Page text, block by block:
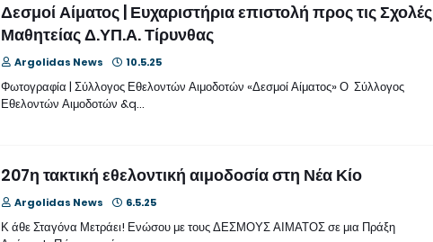
Δεσμοί Αίματος | Ευχαριστήρια επιστολή προς τις Σχολές
Μαθητείας Δ.ΥΠ.Α. Τίρυνθας
Argolidas News 10.5.25
Φωτογραφία | Σύλλογος Εθελοντών Αιμοδοτών «Δεσμοί Αίματος» Ο Σύλλογος
Εθελοντών Αιμοδοτών &q…
207η τακτική εθελοντική αιμοδοσία στη Νέα Κίο
Argolidas News 6.5.25
Κ άθε Σταγόνα Μετράει! Ενώσου με τους ΔΕΣΜΟΥΣ ΑΙΜΑΤΟΣ σε μια Πράξη